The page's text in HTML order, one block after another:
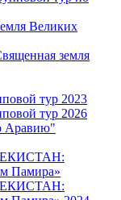
Великих
земля
тур 2023
тур 2026
Аравию"
Памира»